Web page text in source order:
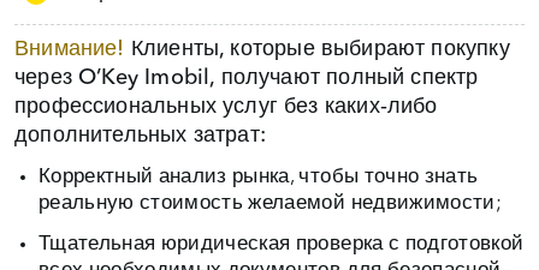
Внимание!
Клиенты, которые выбирают покупку
через O’Key Imobil, получают полный спектр
профессиональных услуг без каких‑либо
дополнительных затрат:
Корректный анализ рынка, чтобы точно знать
реальную стоимость желаемой недвижимости;
Тщательная юридическая проверка с подготовкой